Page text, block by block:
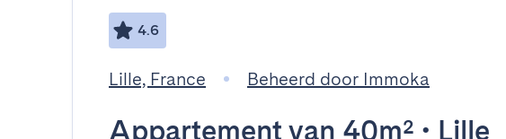
4.6
Lille, France Beheerd door Immoka
Appartement van 40m² • Lille